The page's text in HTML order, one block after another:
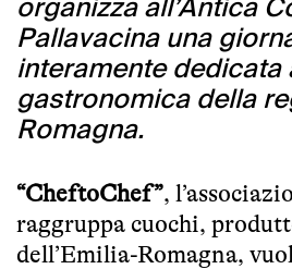
Pallavacina una
interamente dedicata
gastronomica della
Romagna.
“CheftoChef”,
raggruppa cuochi,
dell’Emilia-Romagna,